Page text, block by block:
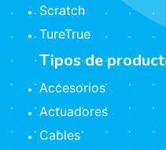
Scratch
TureTrue
Tipos de
Accesorios
Actuadores
Cables